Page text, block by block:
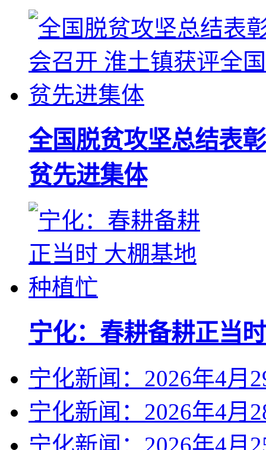
全国脱贫攻坚总结表
贫先进集体
宁化：春耕备耕正当
宁化新闻：2026年4月
宁化新闻：2026年4月
宁化新闻：2026年4月